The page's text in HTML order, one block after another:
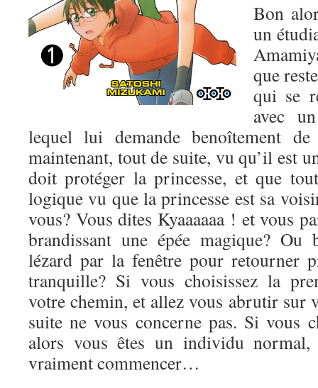
Bon
un
que
qui se
avec
lequel lui demande benoîtement
maintenant, tout de suite, vu qu’il est
doit protéger la princesse, et que
logique vu que la princesse est sa
vous? Vous dites Kyaaaaaa ! et vous
brandissant une épée magique? Ou
lézard par la fenêtre pour retourner
tranquille? Si vous choisissez la
votre chemin, et allez vous abrutir sur
suite ne vous concerne pas. Si vous
alors vous êtes un individu
vraiment commencer…